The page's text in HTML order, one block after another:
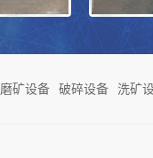
磨矿设备 破碎设备 洗矿